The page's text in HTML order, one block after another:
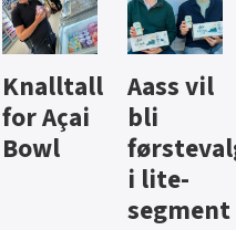
Brus og
jus fra
Berentsen
Hard
iste fra
Hansa